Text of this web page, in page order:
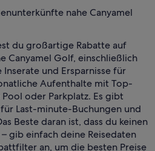
nahe Canyamel
du großartige Rabatte auf
Canyamel Golf, einschließlich
und Ersparnisse für
Aufenthalte mit Top-
oder Parkplatz. Es gibt
Last-minute-Buchungen und
Beste daran ist, dass du keinen
gib einfach deine Reisedaten
an, um die besten Preise